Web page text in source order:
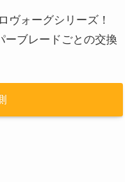
ヴォーグシリーズ！
ーブレードごとの交換